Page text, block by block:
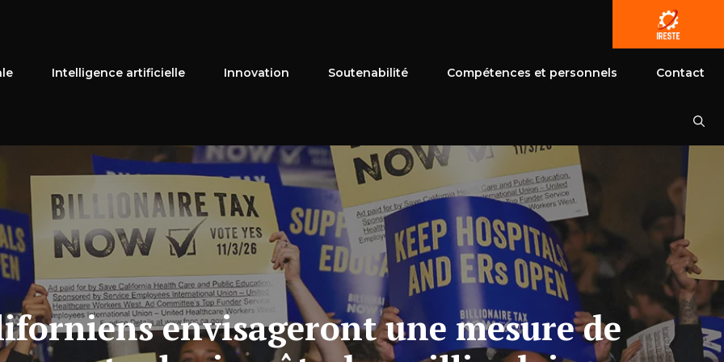
Intelligence artificielle Innovation Soutenabilité Compétences et personnels Contact
envisageront une mesure de